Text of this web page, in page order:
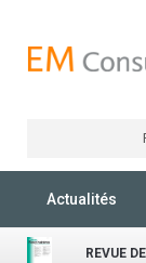
Actualités
REVUE